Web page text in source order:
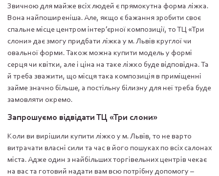
Звичною для майже всіх людей є прямокутна форма ліжка.
Вона найпоширеніша. Але, якщо є бажання зробити своє
спальне місце центром інтер’єрної композиції, то ТЦ «Три
слони» дає змогу придбати ліжка у м. Львів круглої чи
овальної форми. Також можна купити модель у формі
серця чи квітки, але і ціна на таке ліжко буде відповідна. Та
й треба зважити, що місця така композиція в приміщенні
займе значно більше, а постільну білизну для неї треба буде
замовляти окремо.
Запрошуємо відвідати ТЦ «Три слони»
Коли ви вирішили купити ліжко у м. Львів, то не варто
витрачати власні сили та час в його пошуках по всіх салонах
міста. Адже один з найбільших торгівельних центрів чекає
на вас та готовий надати вам всю потрібну допомогу –